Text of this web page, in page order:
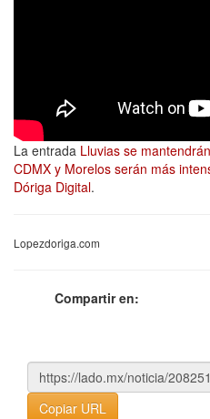
La entrada Lluvias se
CDMX y Morelos serán más
Dóriga Digital.
Lopezdoriga.com
Compartir en:
Copiar URL